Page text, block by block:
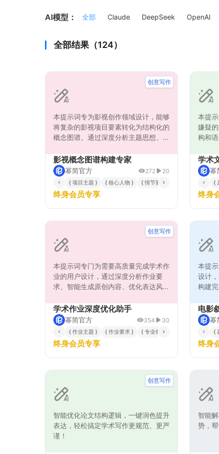
AI模型： 全部 Claude DeepSeek OpenAI
全部结果（124）
本提示词专为影视创作领域设计，能够
将复杂的影视项目要素转化为结构化的
概念图谱。通过深度分析主题思想、人
框架和创意元素关联网络。该工具特别
适合编剧、导演和制片人在项目开发阶
段进行头脑风暴、故事架构梳理和创意
元素整合，帮助创作团队直观把握作品
的整体结构和内在逻辑，提升创作效率
联关系、叙事层次等多维度信息，为影
创意写作
影视概念图谱构建专家
幂简官方 272 20
{ 项目主题 } { 核心人物 } { 情节要点 }
终身会员专享
本提
嫌疑
构和
征，
重组
提下
论文
景，
性。
学术
幂
{
终身
本提示词专门为需要高质量完成学术作
业的用户设计，通过深度分析作业要
求、智能生成原创内容、优化表达风格
术规范又具备高度原创性。系统采用分
步式处理流程，首先精准解析作业的核
心要求与评分标准，然后基于专业知识
库构建逻辑严密的论述框架，接着运用
多样化表达技巧生成自然流畅的文本内
和逻辑连贯性，能够有效提升作业质
量，同时保持内容的独特性和学术价
值，满足不同学科领域的作业创作需
创意写作
学术作业深度优化助手
幂简官方 354 30
{ 作业主题 } { 作业要求 } { 专业领域 }
终身会员专享
本提
设计
构建
情节
纲、
亮点
理，
严密
提升
艺术
电影
幂
{
终身
智能优化论文结构逻辑，一键润色提升
表达，轻松搞定学术写作更规范、更严
谨！
创意写作
智能
势，